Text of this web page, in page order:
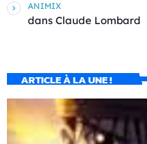
ANIMIX
dans Claude Lombard
ARTICLE À LA UNE !